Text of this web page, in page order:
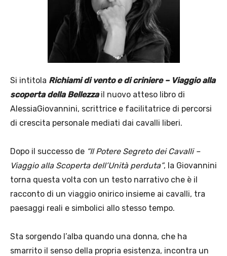
Si intitola Richiami di vento e di criniere – Viaggio alla
scoperta della Bellezzail nuovo atteso libro di
AlessiaGiovannini, scrittrice e facilitatrice di percorsi
di crescita personale mediati dai cavalli liberi.
Dopo il successo de “Il Potere Segreto dei Cavalli –
Viaggio alla Scoperta dell’Unità perduta”, la Giovannini
torna questa volta con un testo narrativo che è il
racconto di un viaggio onirico insieme ai cavalli, tra
paesaggi reali e simbolici allo stesso tempo.
Sta sorgendo l’alba quando una donna, che ha
smarrito il senso della propria esistenza, incontra un